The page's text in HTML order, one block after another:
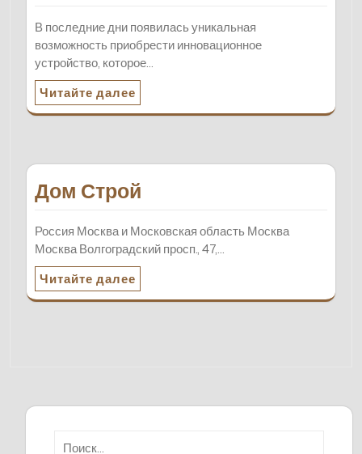
В последние дни появилась уникальная
возможность приобрести инновационное
устройство, которое…
Читайте далее
Дом Строй
Россия Москва и Московская область Москва
Москва Волгоградский просп., 47,…
Читайте далее